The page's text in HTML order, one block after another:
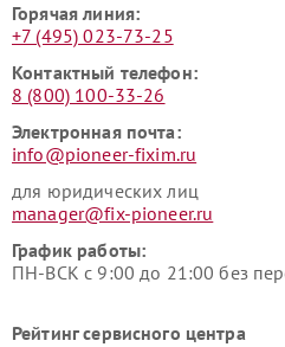
Горячая линия:
+7 (495) 023-73-25
Контактный телефон:
8 (800) 100-33-26
Электронная почта:
info@pioneer-fixim.ru
для юридических лиц
manager@fix-pioneer.ru
График работы:
ПН-ВСК с 9:00 до 21:00 без
Рейтинг сервисного центра